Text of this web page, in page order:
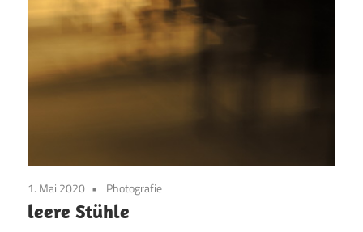
1. Mai 2020 Photografie
leere Stühle